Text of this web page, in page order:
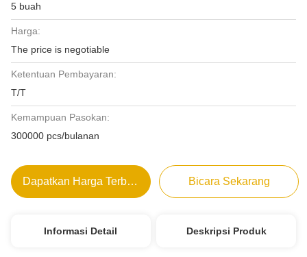
5 buah
Harga:
The price is negotiable
Ketentuan Pembayaran:
T/T
Kemampuan Pasokan:
300000 pcs/bulanan
Dapatkan Harga Terbaik Bicara Sekarang
Informasi Detail Deskripsi Produk